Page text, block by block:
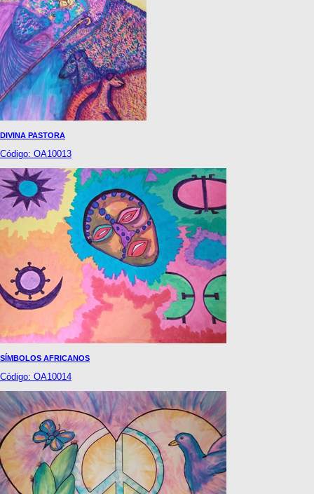
DIVINA PASTORA
Código: OA10013
SÍMBOLOS AFRICANOS
Código: OA10014